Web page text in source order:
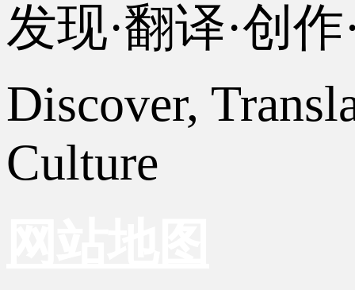
发现·翻译·创
Discover,
Culture